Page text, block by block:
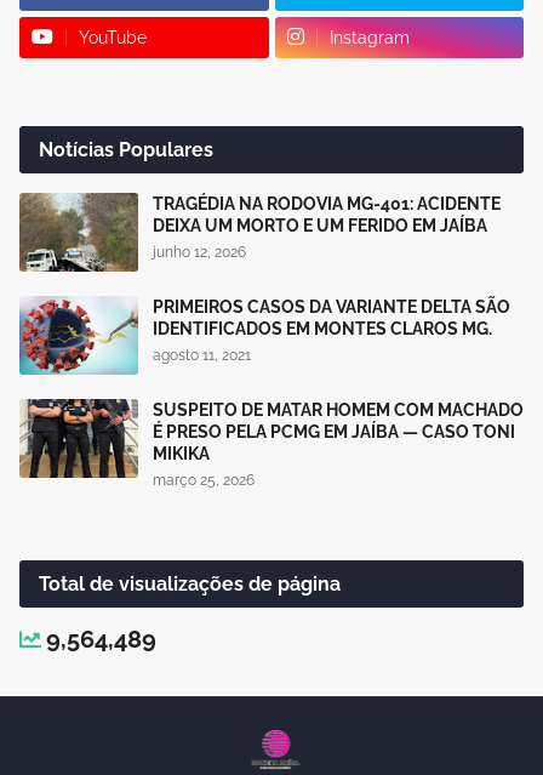
YouTube Instagram
Notícias Populares
TRAGÉDIA NA RODOVIA MG-401: ACIDENTE
DEIXA UM MORTO E UM FERIDO EM JAÍBA
junho 12, 2026
PRIMEIROS CASOS DA VARIANTE DELTA SÃO
IDENTIFICADOS EM MONTES CLAROS MG.
agosto 11, 2021
SUSPEITO DE MATAR HOMEM COM MACHADO
É PRESO PELA PCMG EM JAÍBA — CASO TONI
MIKIKA
março 25, 2026
Total de visualizações de página
9,564,489